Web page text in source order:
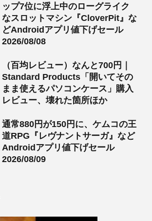
ップ7位に浮上中のローグライク
なスロットマシン『CloverPit』な
どAndroidアプリ値下げセール
2026/08/08
（百均レビュー）なんと700円｜
Standard Products「開いてその
まま使えるパソコンケース」購入
レビュー、壊れた箇所ほか
通常880円が150円に、ケムコの王
道RPG『レヴナントサーガ』など
Androidアプリ値下げセール
2026/08/09